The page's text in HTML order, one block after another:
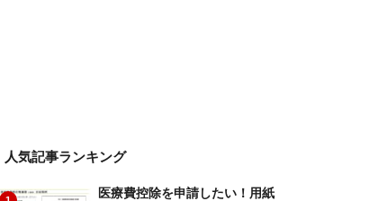
人気記事ランキング
医療費控除を申請したい！用紙